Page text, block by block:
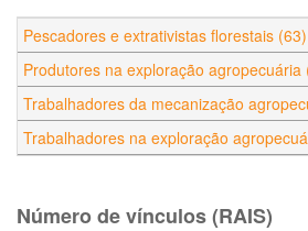
Pescadores e extrativistas florestais (63)
Produtores na exploração agropecuária
Trabalhadores da mecanização
Trabalhadores na exploração
Número de vínculos (RAIS)